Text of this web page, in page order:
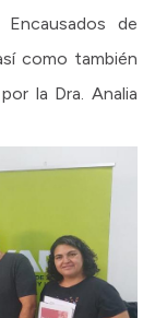
de
como también
la Dra. Analia